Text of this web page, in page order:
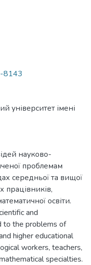
8143
університет імені
науково-
проблемам
середньої та вищої
працівників,
освіти.
and
to the problems of
higher educational
workers, teachers,
specialties.